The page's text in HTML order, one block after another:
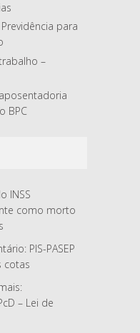
para
–
BPC
INSS
como morto
PIS-PASEP
cotas
– Lei de